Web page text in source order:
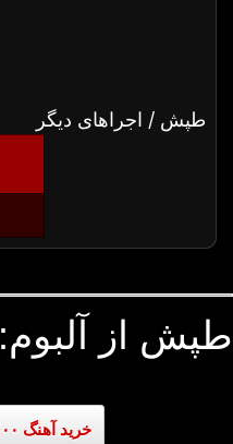
طپش / اجراهای دیگر
طپش از آلبوم:
خرید آهنگ ۱۵۰۰۰ تومان